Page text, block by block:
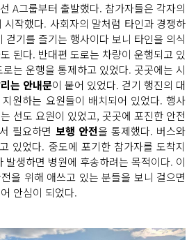
A그룹부터 출발했다. 참가자들은 각자의
작했다. 사회자의 말처럼 타인과 경쟁하
걷기를 즐기는 행사이다 보니 타인을 의식
된다. 반대편 도로는 차량이 운행되고 있
는 운행을 통제하고 있었다. 곳곳에는 시
는 안내문이 붙어 있었다. 걷기 행진의 대
원하는 요원들이 배치되어 있었다. 행사
선도 요원이 있었고, 곳곳에 포진한 안전
필요하면 보행 안전을 통제했다. 버스와
있었다. 중도에 포기한 참가자를 도착지
발생하면 병원에 후송하려는 목적이다. 이
을 위해 애쓰고 있는 분들을 보니 걸으면
안심이 되었다.